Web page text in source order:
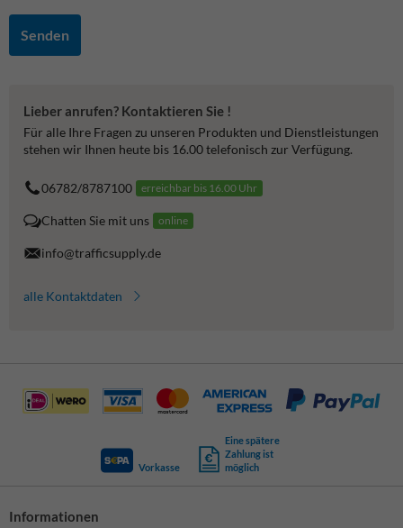
Senden
Lieber anrufen? Kontaktieren Sie !
Für alle Ihre Fragen zu unseren Produkten und Dienstleistungen
stehen wir Ihnen heute bis 16.00 telefonisch zur Verfügung.
06782/8787100 erreichbar bis 16.00 Uhr
Chatten Sie mit uns online
info@trafficsupply.de
alle Kontaktdaten
Vorkasse
Eine spätere
Zahlung ist
möglich
Informationen